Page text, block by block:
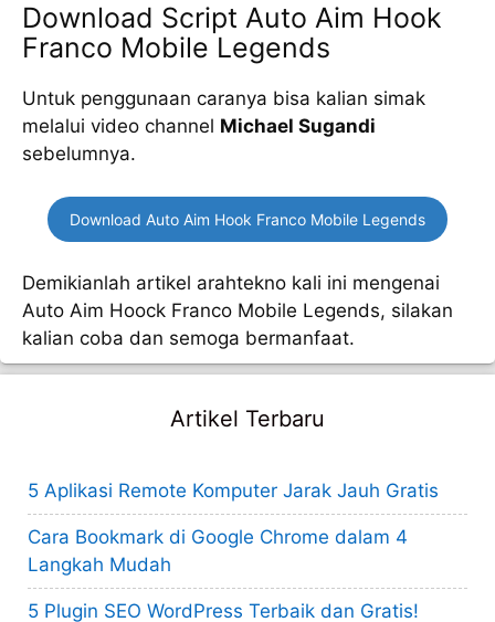
Download Script Auto Aim Hook
Franco Mobile Legends
Untuk penggunaan caranya bisa kalian simak
melalui video channel Michael Sugandi
sebelumnya.
Download Auto Aim Hook Franco Mobile Legends
Demikianlah artikel arahtekno kali ini mengenai
Auto Aim Hoock Franco Mobile Legends, silakan
kalian coba dan semoga bermanfaat.
Artikel Terbaru
5 Aplikasi Remote Komputer Jarak Jauh Gratis
Cara Bookmark di Google Chrome dalam 4
Langkah Mudah
5 Plugin SEO WordPress Terbaik dan Gratis!